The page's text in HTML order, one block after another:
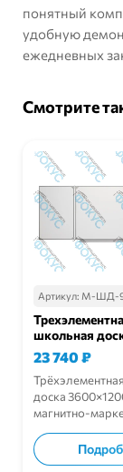
понятный
удобную
ежедневных
Смотрите
Артикул: М-ШД-
школьная
23 740₽
доска
магнитно-